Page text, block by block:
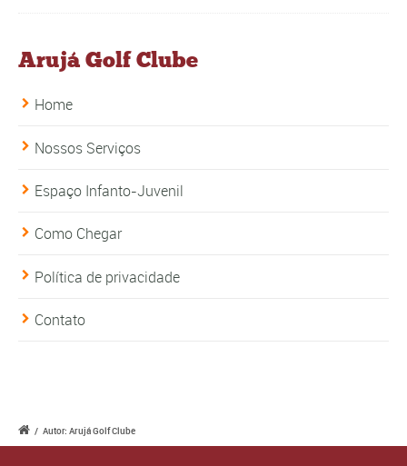
Arujá Golf Clube
Home
Nossos Serviços
Espaço Infanto-Juvenil
Como Chegar
Política de privacidade
Contato
/ Autor: Arujá Golf Clube